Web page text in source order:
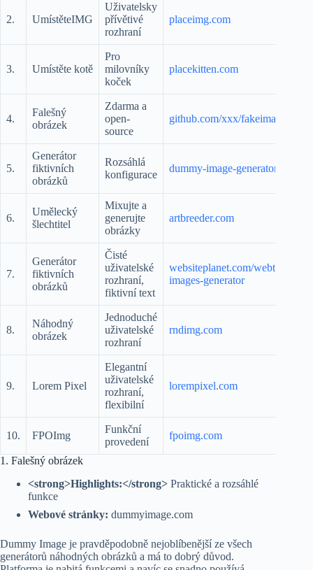
2. UmístěteIMG
Uživatelsky
přívětivé
rozhraní
placeimg.com
3. Umístěte kotě
Pro
milovníky
koček
placekitten.com
4.
Falešný
obrázek
Zdarma a
open-
source
github.com/xxx/fakeimage
5.
Generátor
fiktivních
obrázků
Rozsáhlá
konfigurace
dummy-image-generator.com
6.
Umělecký
šlechtitel
Mixujte a
generujte
obrázky
artbreeder.com
7.
Generátor
fiktivních
obrázků
Čisté
uživatelské
rozhraní,
fiktivní text
websiteplanet.com/webtools/
images-generator
8.
Náhodný
obrázek
Jednoduché
uživatelské
rozhraní
rndimg.com
9. Lorem Pixel
Elegantní
uživatelské
rozhraní,
flexibilní
lorempixel.com
10. FPOImg
Funkční
provedení
fpoimg.com
1. Falešný obrázek
<strong>Highlights:</strong> Praktické a rozsáhlé
funkce
Webové stránky: dummyimage.com
Dummy Image je pravděpodobně nejoblíbenější ze všech
generátorů náhodných obrázků a má to dobrý důvod.